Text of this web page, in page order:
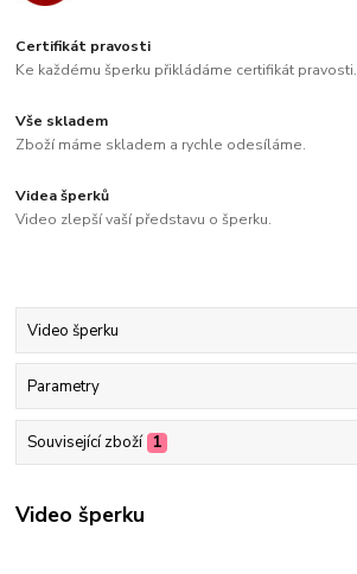
Certifikát pravosti
Ke každému šperku přikládáme certifikát pravosti.
Vše skladem
Zboží máme skladem a rychle odesíláme.
Videa šperků
Video zlepší vaší představu o šperku.
Video šperku
Parametry
Související zboží 1
Video šperku